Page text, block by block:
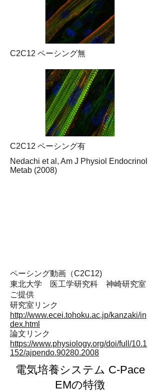
C2C12 ペーシング無
C2C12 ペーシング有
Nedachi et al, Am J Physiol Endocrinol
Metab (2008)
ペーシング動画（C2C12)
​東北大学 医工学研究科 神崎研究室
ご提供
​研究室リンク
http://www.ecei.tohoku.ac.jp/kanzaki/in
dex.html
​論文リンク
https://www.physiology.org/doi/full/10.1
152/ajpendo.90280.2008
電気培養システム ​C-Pace
EMの特徴